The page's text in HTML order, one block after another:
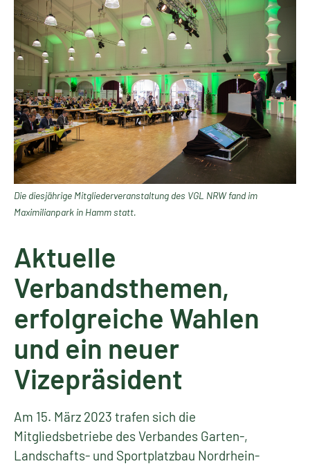
Die diesjährige Mitgliederveranstaltung des VGL NRW fand im
Maximilianpark in Hamm statt.
Aktuelle
Verbandsthemen,
erfolgreiche Wahlen
und ein neuer
Vizepräsident
Am 15. März 2023 trafen sich die
Mitgliedsbetriebe des Verbandes Garten-,
Landschafts- und Sportplatzbau Nordrhein-